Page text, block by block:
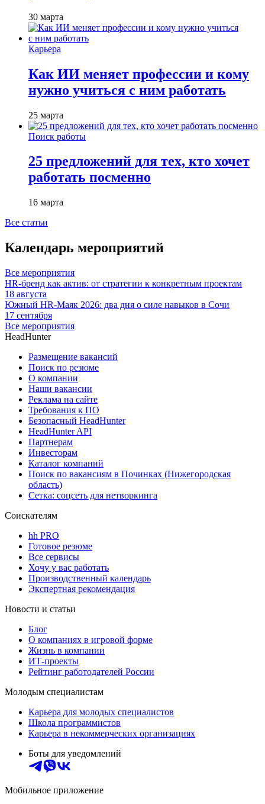
30 марта
Карьера
Как ИИ меняет профессии и кому
нужно учиться с ним работать
25 марта
Поиск работы
25 предложений для тех, кто хочет
работать посменно
16 марта
Все статьи
Календарь мероприятий
Все мероприятия
HR-бренд как актив: от стратегии к конкретным проектам
18 августа
Южный HR-Маяк 2026: два дня о силе навыков в Сочи
17 сентября
Все мероприятия
HeadHunter
Размещение вакансий
Поиск по резюме
О компании
Наши вакансии
Реклама на сайте
Требования к ПО
Безопасный HeadHunter
HeadHunter API
Партнерам
Инвесторам
Каталог компаний
Поиск по вакансиям в Починках (Нижегородская
область)
Сетка: соцсеть для нетворкинга
Соискателям
hh PRO
Готовое резюме
Все сервисы
Хочу у вас работать
Производственный календарь
Экспертная рекомендация
Новости и статьи
Блог
О компаниях в игровой форме
Жизнь в компании
ИТ-проекты
Рейтинг работодателей России
Молодым специалистам
Карьера для молодых специалистов
Школа программистов
Карьера в некоммерческих организациях
Боты для уведомлений
Мобильное приложение